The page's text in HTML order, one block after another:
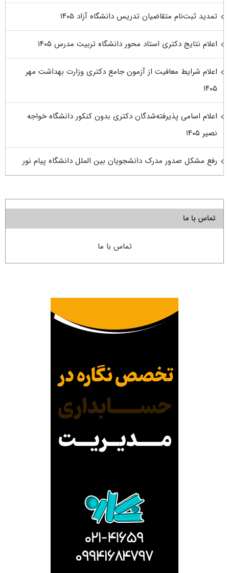
تمدید ثبت‌نام متقاضیان تدریس دانشگاه آزاد ۱۴۰۵
اعلام نتایج دکتری استاد محور دانشگاه تربیت مدرس ۱۴۰۵
اعلام شرایط معافیت از آزمون جامع دکتری وزارت بهداشت مهر
۱۴۰۵
اعلام اسامی پذیرفته‌شدگان دکتری بدون کنکور دانشگاه خواجه
نصیر ۱۴۰۵
رفع مشکل صدور مدرک دانشجویان بین الملل دانشگاه پیام نور
تماس با ما
تماس با ما